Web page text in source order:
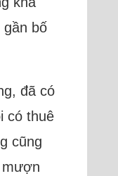
bố
đã có
có thuê
cũng
mượn